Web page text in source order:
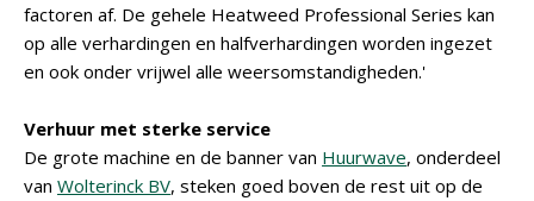
factoren af. De gehele Heatweed Professional Series kan
op alle verhardingen en halfverhardingen worden ingezet
en ook onder vrijwel alle weersomstandigheden.'
Verhuur met sterke service
De grote machine en de banner van Huurwave, onderdeel
van Wolterinck BV, steken goed boven de rest uit op de